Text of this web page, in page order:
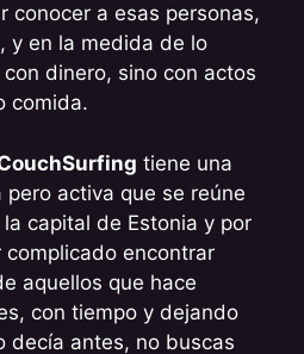
conocer a esas personas,
y en la medida de lo
dinero, sino con actos
comida.
tiene una
activa que se reúne
capital de Estonia y por
encontrar
aquellos que hace
con tiempo y dejando
decía antes, no buscas